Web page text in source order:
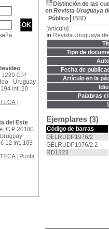
Distinción de las
en Revista Uruguaya
Público
ISBD
[artículo]
in Revista Uruguaya
Tipo de
Fecha de
Artículo en la
Palabras
Ejemplares (3)
Código de barras
GELRUDP1976/2
GELRUDP1976/2.2
RD1323
C.P
- Uruguay
int. 20
|
del Este
C.P 20100
12 int. 103
| Punta